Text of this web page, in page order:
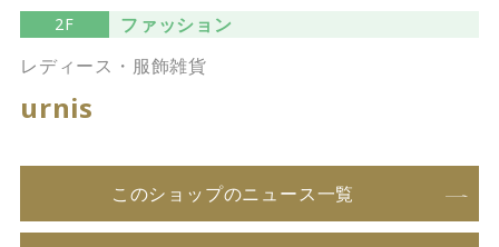
2F
ファッション
レディース・服飾雑貨
urnis
このショップのニュース一覧